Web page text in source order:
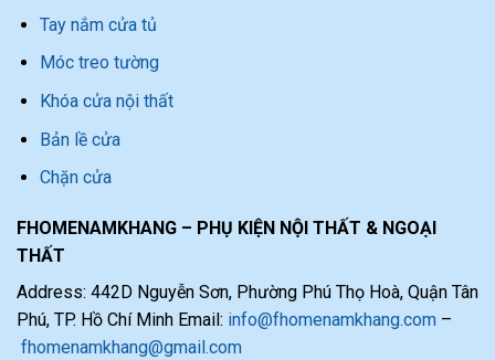
Tay nắm cửa tủ
Móc treo tường
Khóa cửa nội thất
Bản lề cửa
Chặn cửa
FHOMENAMKHANG – PHỤ KIỆN NỘI THẤT & NGOẠI
THẤT
Address: 442D Nguyễn Sơn, Phường Phú Thọ Hoà, Quận Tân
Phú, TP. Hồ Chí Minh Email: info@fhomenamkhang.com –
fhomenamkhang@gmail.com